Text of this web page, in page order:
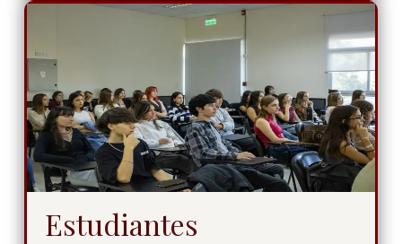
Estudiantes